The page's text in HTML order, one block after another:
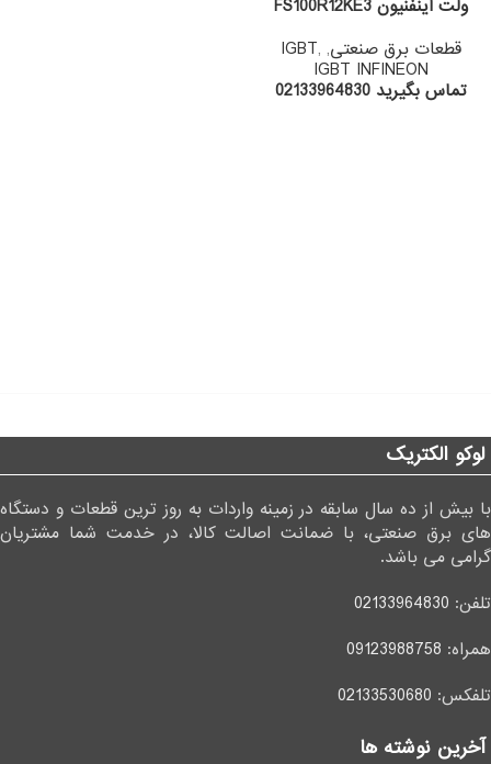
ولت اینفنیون FS100R12KE3
قطعات برق صنعتی,
IGBT,
IGBT INFINEON
تماس بگیرید 02133964830
لوکو الکتریک
با بیش از ده سال سابقه در زمینه واردات به روز ترین قطعات و دستگاه
های برق صنعتی، با ضمانت اصالت کالا، در خدمت شما مشتریان
گرامی می باشد.
تلفن: 02133964830
همراه: 09123988758
تلفکس: 02133530680
آخرین نوشته ها